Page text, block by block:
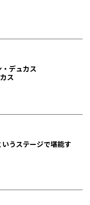
デュカス
ス
うステージで堪能す